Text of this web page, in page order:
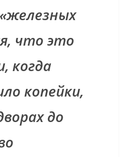
что это
когда
копейки,
до